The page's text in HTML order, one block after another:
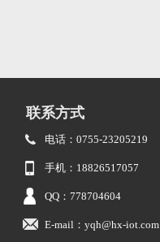
联系方式
电话：0755-23205219
手机：18826517057
QQ：778704604
E-mail：yqh@hx-iot.com